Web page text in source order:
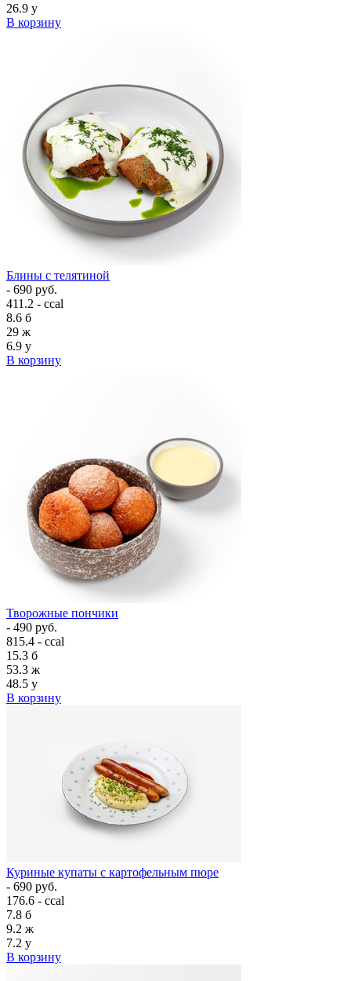
26.9 у
В корзину
Блины с телятиной
- 690 руб.
411.2 - ccal
8.6 б
29 ж
6.9 у
В корзину
Творожные пончики
- 490 руб.
815.4 - ccal
15.3 б
53.3 ж
48.5 у
В корзину
Куриные купаты с картофельным пюре
- 690 руб.
176.6 - ccal
7.8 б
9.2 ж
7.2 у
В корзину